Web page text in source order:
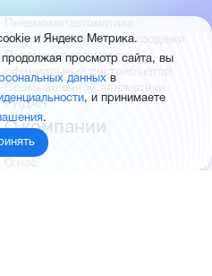
Пневмокипавтоматика
запустила розничные продажи
Пневмокипавтоматика –
официальный дистрибьютор
Промышленной автоматики
РИДАН
О компании
О нас
и Яндекс Метрика.
просмотр сайта, вы
данных в
, и принимаете
.